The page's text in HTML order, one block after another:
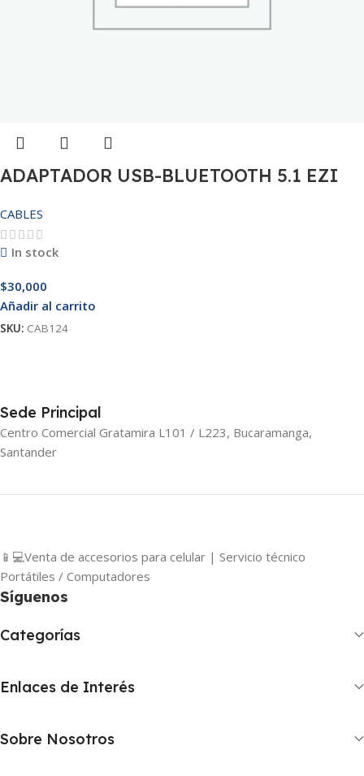
ADAPTADOR USB-BLUETOOTH 5.1 EZI
CABLES
In stock
$30,000
Añadir al carrito
SKU: CAB124
Sede Principal
Centro Comercial Gratamira L101 / L223, Bucaramanga,
Santander
📱💻Venta de accesorios para celular | Servicio técnico
Portátiles / Computadores
Síguenos
Categorías
Enlaces de Interés
Sobre Nosotros